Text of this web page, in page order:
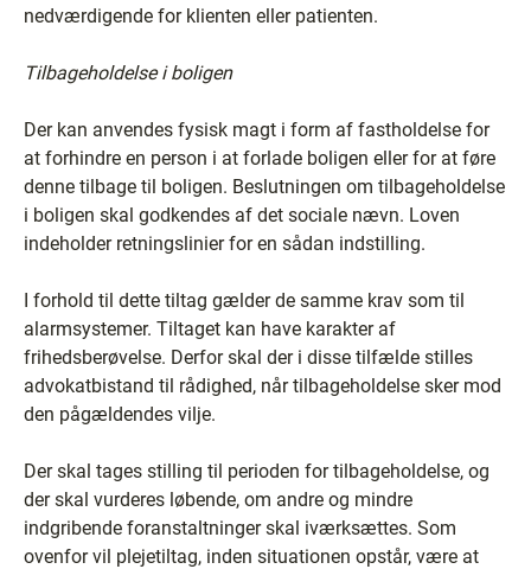
nedværdigende for klienten eller patienten.
Tilbageholdelse i boligen
Der kan anvendes fysisk magt i form af fastholdelse for
at forhindre en person i at forlade boligen eller for at føre
denne tilbage til boligen. Beslutningen om tilbageholdelse
i boligen skal godkendes af det sociale nævn. Loven
indeholder retningslinier for en sådan indstilling.
I forhold til dette tiltag gælder de samme krav som til
alarmsystemer. Tiltaget kan have karakter af
frihedsberøvelse. Derfor skal der i disse tilfælde stilles
advokatbistand til rådighed, når tilbageholdelse sker mod
den pågældendes vilje.
Der skal tages stilling til perioden for tilbageholdelse, og
der skal vurderes løbende, om andre og mindre
indgribende foranstaltninger skal iværksættes. Som
ovenfor vil plejetiltag, inden situationen opstår, være at